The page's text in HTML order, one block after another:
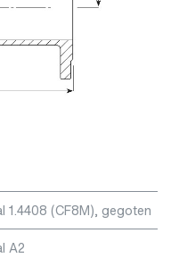
1.4408 (CF8M), gegoten
A2